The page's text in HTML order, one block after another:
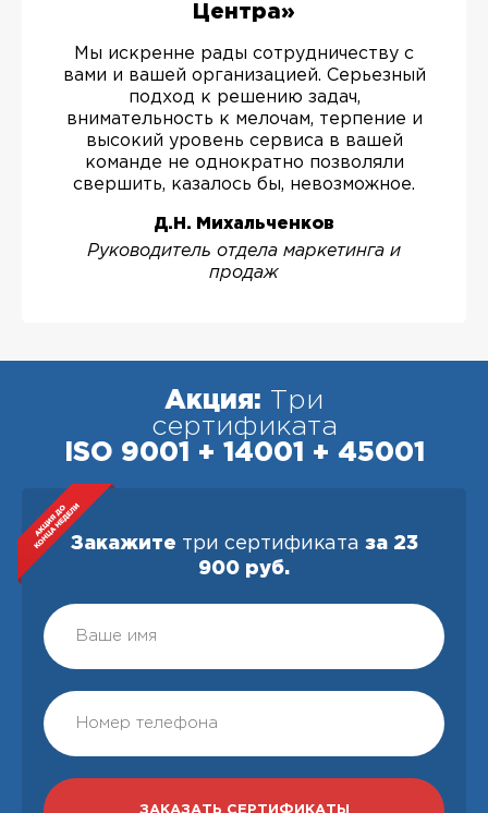
Центра»
Мы искренне рады сотрудничеству с
вами и вашей организацией. Серьезный
подход к решению задач,
внимательность к мелочам, терпение и
высокий уровень сервиса в вашей
команде не однократно позволяли
свершить, казалось бы, невозможное.
Д.Н. Михальченков
Руководитель отдела маркетинга и
продаж
Акция: Три
сертификата
ISO 9001 + 14001 + 45001
Закажите три сертификата за 23
900 руб.